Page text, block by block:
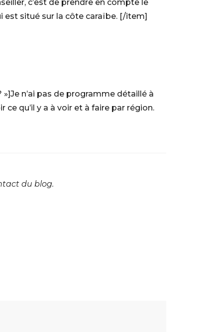
c’est de prendre en compte le
est situé sur la côte caraïbe. [/item]
n’ai pas de programme détaillé à
ce qu’il y a à voir et à faire par région.
du blog.